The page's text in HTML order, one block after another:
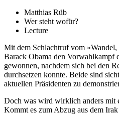
Matthias Rüb
Wer steht wofür?
Lecture
Mit dem Schlachtruf vom
Barack Obama den Vorwahlkampf
gewonnen, nachdem sich bei den
durchsetzen konnte. Beide sind
aktuellen Präsidenten zu
Doch was wird wirklich anders mit
Kommt es zum Abzug aus dem